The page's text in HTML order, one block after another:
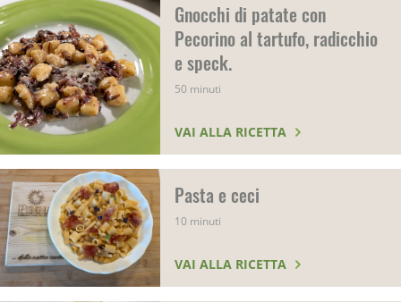
Gnocchi di patate con
Pecorino al tartufo, radicchio
e speck.
50 minuti
VAI ALLA RICETTA
Pasta e ceci
10 minuti
VAI ALLA RICETTA